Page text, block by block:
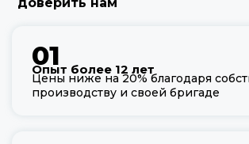
доверить нам
01
Опыт более 12 лет
Цены ниже на 20% благодаря
производству и своей бригаде